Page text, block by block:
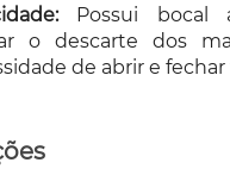
Possui bocal
o descarte dos
de abrir e